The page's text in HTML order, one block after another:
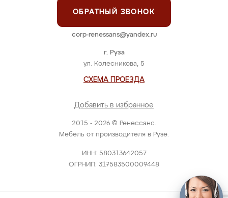
2015 - 2026 © Ренессанс.
Мебель от производителя в Рузе.
ИНН: 580313642057
ОГРНИП: 317583500009448
г. Руза
ул. Колесникова, 5
СХЕМА ПРОЕЗДА
Добавить в избранное
ОБРАТНЫЙ ЗВОНОК
corp-renessans@yandex.ru